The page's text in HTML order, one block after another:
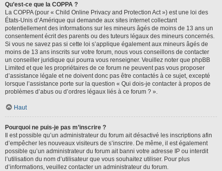
Qu’est-ce que la COPPA ?
La COPPA (pour « Child Online Privacy and Protection Act ») est une loi des
États-Unis d’Amérique qui demande aux sites internet collectant
potentiellement des informations sur les mineurs âgés de moins de 13 ans un
consentement écrit des parents ou des tuteurs légaux des mineurs concernés.
Si vous ne savez pas si cette loi s’applique également aux mineurs âgés de
moins de 13 ans inscrits sur votre forum, nous vous conseillons de contacter
un conseiller juridique qui pourra vous renseigner. Veuillez noter que phpBB
Limited et que les propriétaires de ce forum ne peuvent pas vous proposer
d’assistance légale et ne doivent donc pas être contactés à ce sujet, excepté
lorsque l’assistance porte sur la question « Qui dois-je contacter à propos de
problèmes d’abus ou d’ordres légaux liés à ce forum ? ».
Haut
Pourquoi ne puis-je pas m’inscrire ?
Il est possible qu’un administrateur du forum ait désactivé les inscriptions afin
d’empêcher les nouveaux visiteurs de s’inscrire. De même, il est également
possible qu’un administrateur du forum ait banni votre adresse IP ou interdit
l’utilisation du nom d’utilisateur que vous souhaitez utiliser. Pour plus
d’informations, veuillez contacter un administrateur du forum.